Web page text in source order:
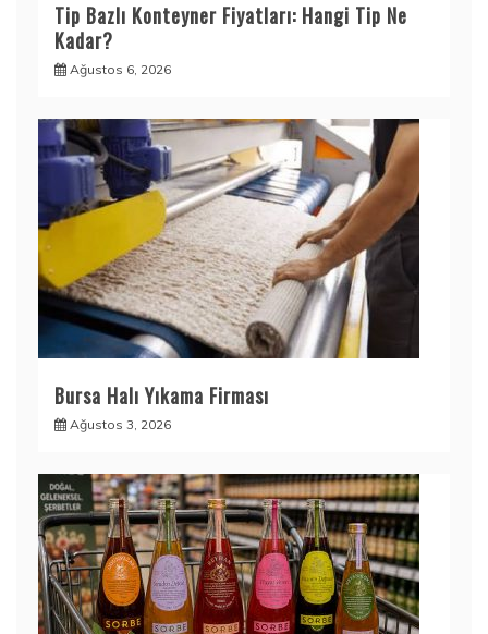
Tip Bazlı Konteyner Fiyatları: Hangi Tip Ne
Kadar?
Ağustos 6, 2026
Bursa Halı Yıkama Firması
Ağustos 3, 2026